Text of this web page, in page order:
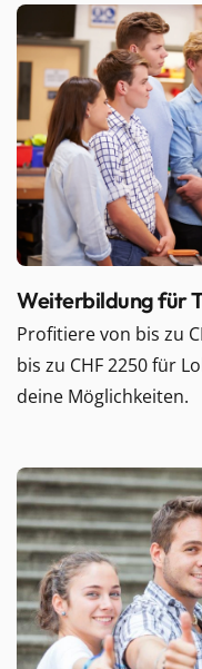
Weiterbildung für
Profitiere von bis zu
bis zu CHF 2250 für
deine Möglichkeiten.